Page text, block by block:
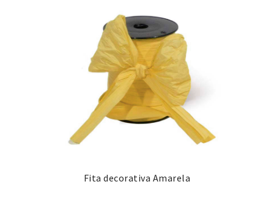
Fita decorativa Amarela